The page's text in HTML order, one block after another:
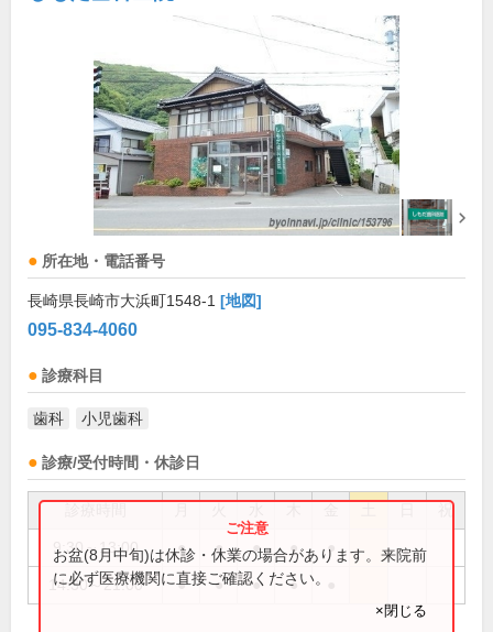
所在地・電話番号
長崎県長崎市大浜町1548-1 [地図]
095-834-4060
診療科目
歯科 小児歯科
診療/受付時間・休診日
祝
9:30～13:00 ● ● ● ● ●
14:30～21:00 ● ● ● ●
お盆(8月中旬)は休診・休業の場合があります。来院前
に必ず医療機関に直接ご確認ください。
×閉じる